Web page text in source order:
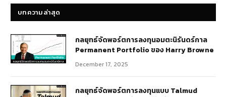
บทความล่าสุด
กลยุทธ์​จัดพอร์ตการลงทุนอมตะนิรันดร์กาล
Permanent Portfolio ของ Harry Browne
December 17, 2025
กลยุทธ์จัดพอร์ตการลงทุนแบบ Talmud